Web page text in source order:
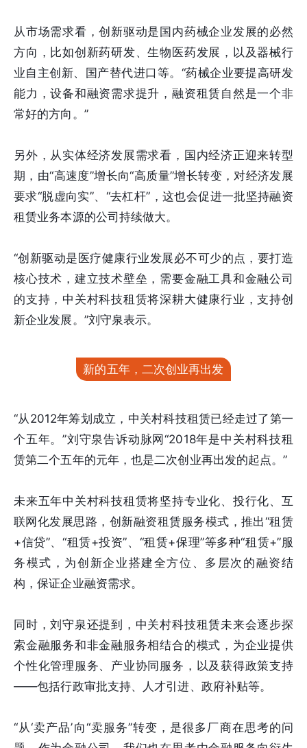
从市场需求看，创新驱动是国内药械企业发展的必然
方向，比如创新药研发、生物医药发展，以及器械行
业自主创新、国产替代进口等。“药械企业要提高研发
能力，设备和融资需求提升，融资租赁自然是一个非
常好的方向。”
另外，从实体经济发展需求看，国内经济正迎来转型
期，由“高速度”增长向“高质量”增长转变，对经济发展
要求“脱虚向实”、“去杠杆”，这也会促进一批坚持融资
租赁业务本源的公司持续做大。
“创新驱动是医疗健康行业发展必不可少的点，要打造
核心技术，建立技术壁垒，需要金融工具和金融公司
的支持，中关村科技租赁将深耕大健康行业，支持创
新企业发展。”刘守泉表示。
新的五年，二次创业再出发
“从2012年筹划成立，中关村科技租赁已经走过了第一
个五年。”刘守泉告诉动脉网“2018年是中关村科技租
赁第二个五年的元年，也是二次创业再出发的起点。”
未来五年中关村科技租赁将坚持专业化、投行化、互
联网化发展思路，创新融资租赁服务模式，推出“租赁
+信贷”、“租赁+投资”、“租赁+保理”等多种“租赁+”服
务模式，为创新企业搭建全方位、多层次的融资结
构，保证企业融资需求。
同时，刘守泉还提到，中关村科技租赁未来会逐步探
索金融服务和非金融服务相结合的模式，为企业提供
个性化管理服务、产业协同服务，以及获得政策支持
——包括行政审批支持、人才引进、政府补贴等。
“从‘卖产品’向“卖服务”转变，是很多厂商在思考的问